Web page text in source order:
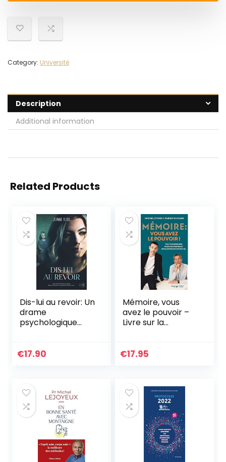
Category: Université
Description
Additional information
Related Products
Dis-lui au revoir: Un
drame
psychologique
€17.90
Mémoire, vous
avez le pouvoir –
Livre sur la
grâce aux
mémorisation, …
pour s’entraîner et
développer son
potentiel
€17.95